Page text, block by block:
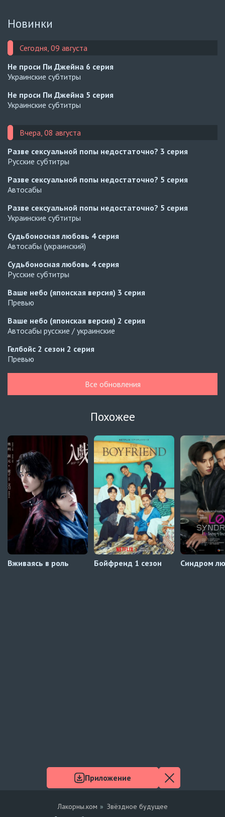
Новинки
Сегодня, 09 августа
Не проси Пи Джейна 6 серия
Украинские субтитры
Не проси Пи Джейна 5 серия
Украинские субтитры
Вчера, 08 августа
Разве сексуальной попы недостаточно? 3 серия
Русские субтитры
Разве сексуальной попы недостаточно? 5 серия
Автосабы
Разве сексуальной попы недостаточно? 5 серия
Украинские субтитры
Судьбоносная любовь 4 серия
Автосабы (украинский)
Судьбоносная любовь 4 серия
Русские субтитры
Ваше небо (японская версия) 3 серия
Превью
Ваше небо (японская версия) 2 серия
Автосабы русские / украинские
Гелбойс 2 сезон 2 серия
Превью
Автосабы русские / украинские
Огонь5 серия
Автосабы русские / украинские
Край горизонта9 серия
Превью
Край горизонта8 серия
Автосабы русские / украинские
Все обновления
Похожее
Вживаясь в роль Бойфренд 1 сезон Синдром
Лакорны.ком
Звёздное будущее
Приложение